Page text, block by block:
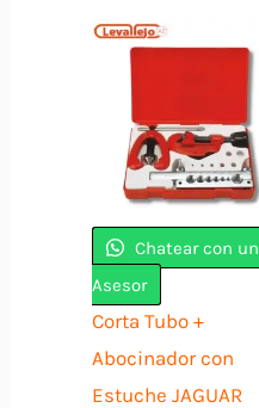
Chatear con un
Asesor
Corta Tubo +
Abocinador con
Estuche JAGUAR